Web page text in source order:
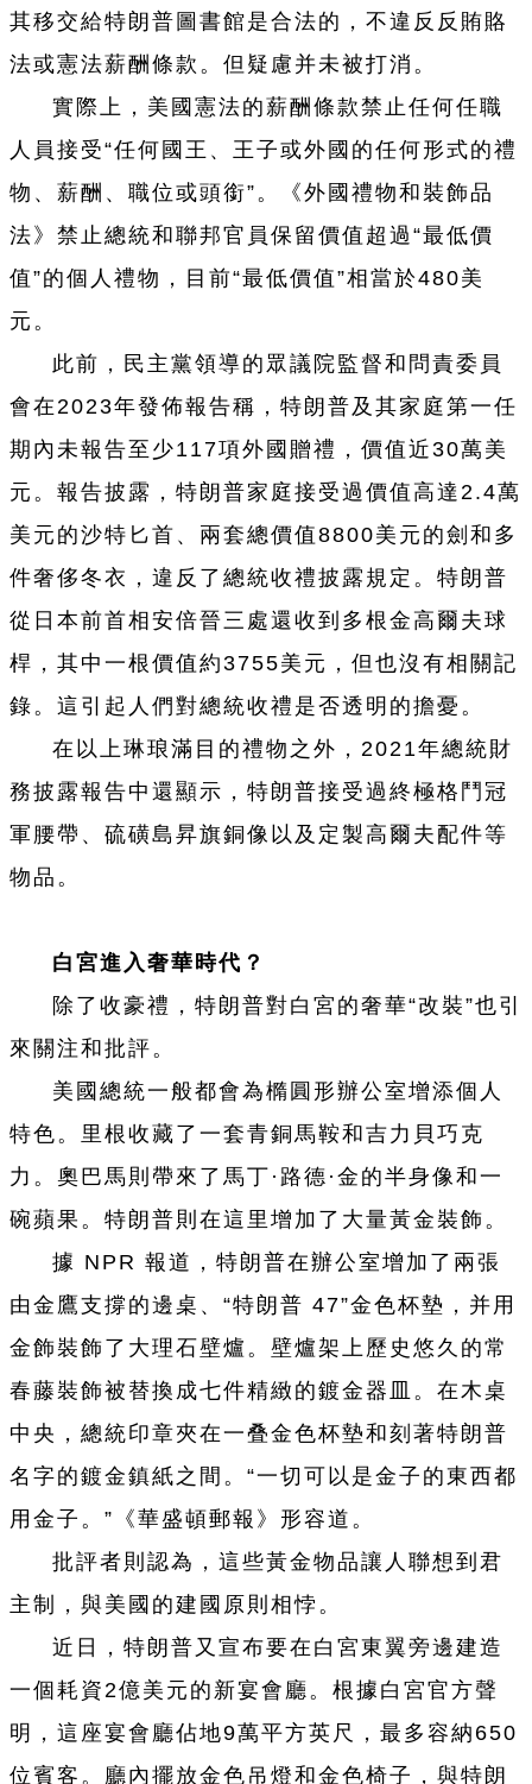
其移交給特朗普圖書館是合法的，不違反反賄賂
法或憲法薪酬條款。但疑慮并未被打消。
實際上，美國憲法的薪酬條款禁止任何任職
人員接受“任何國王、王子或外國的任何形式的禮
物、薪酬、職位或頭銜”。《外國禮物和裝飾品
法》禁止總統和聯邦官員保留價值超過“最低價
值”的個人禮物，目前“最低價值”相當於480美
元。
此前，民主黨領導的眾議院監督和問責委員
會在2023年發佈報告稱，特朗普及其家庭第一任
期內未報告至少117項外國贈禮，價值近30萬美
元。報告披露，特朗普家庭接受過價值高達2.4萬
美元的沙特匕首、兩套總價值8800美元的劍和多
件奢侈冬衣，違反了總統收禮披露規定。特朗普
從日本前首相安倍晉三處還收到多根金高爾夫球
桿，其中一根價值約3755美元，但也沒有相關記
錄。這引起人們對總統收禮是否透明的擔憂。
在以上琳琅滿目的禮物之外，2021年總統財
務披露報告中還顯示，特朗普接受過終極格鬥冠
軍腰帶、硫磺島昇旗銅像以及定製高爾夫配件等
物品。
白宮進入奢華時代？
除了收豪禮，特朗普對白宮的奢華“改裝”也引
來關注和批評。
美國總統一般都會為橢圓形辦公室增添個人
特色。里根收藏了一套青銅馬鞍和吉力貝巧克
力。奧巴馬則帶來了馬丁·路德·金的半身像和一
碗蘋果。特朗普則在這里增加了大量黃金裝飾。
據 NPR 報道，特朗普在辦公室增加了兩張
由金鷹支撐的邊桌、“特朗普 47”金色杯墊，并用
金飾裝飾了大理石壁爐。壁爐架上歷史悠久的常
春藤裝飾被替換成七件精緻的鍍金器皿。在木桌
中央，總統印章夾在一叠金色杯墊和刻著特朗普
名字的鍍金鎮紙之間。“一切可以是金子的東西都
用金子。”《華盛頓郵報》形容道。
批評者則認為，這些黃金物品讓人聯想到君
主制，與美國的建國原則相悖。
近日，特朗普又宣布要在白宮東翼旁邊建造
一個耗資2億美元的新宴會廳。根據白宮官方聲
明，這座宴會廳佔地9萬平方英尺，最多容納650
位賓客。廳內擺放金色吊燈和金色椅子，與特朗